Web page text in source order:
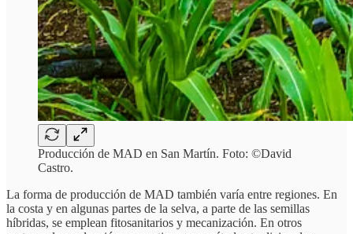
Producción de MAD en San Martín. Foto: ©David
Castro.
La forma de producción de MAD también varía entre regiones. En
la costa y en algunas partes de la selva, a parte de las semillas
híbridas, se emplean fitosanitarios y mecanización. En otros